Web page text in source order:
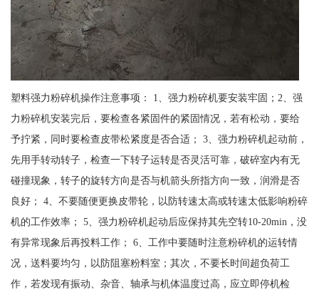
塑料强力粉碎机操作注意事项： 1、强力粉碎机要安装牢固；2、强
力粉碎机安装完后，要检查各紧固件的紧固情况，若有松动，要给
予拧紧，同时要检查皮带松紧度是否合适； 3、强力粉碎机起动前，
先用手转动转子，检查一下转子运转是否灵活可靠，破碎室内有无
碰撞现象，转子的旋转方向是否与机箭头所指方向一致，润滑是否
良好； 4、不要随便更换皮带轮，以防转速太高或转速太低影响粉碎
机的工作效率； 5、强力粉碎机起动后应保持其先空转10-20min，没
有异常现象后再投料工作； 6、工作中要随时注意粉碎机的运转情
况，送料要均匀，以防阻塞粉料室；其次，不要长时间超负荷工
作，若发现有振动、杂音、轴承与机体温度过高，应立即停机检